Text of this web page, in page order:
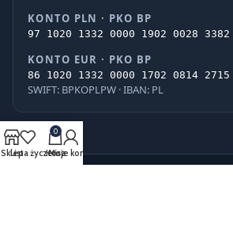
KONTO PLN · PKO BP
97 1020 1332 0000 1902 0028 3382
KONTO EUR · PKO BP
86 1020 1332 0000 1702 0814 2715
SWIFT: BPKOPLPW · IBAN: PL
Sklep
Lista życzeń
0
Kosz
Moje konto